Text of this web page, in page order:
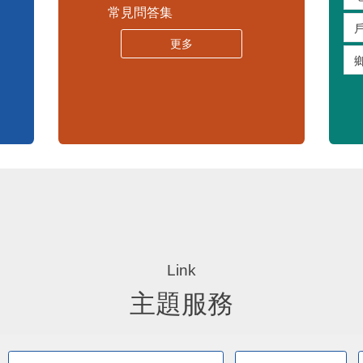
苗栗縣30人以下學校公告專區
嚴重特殊傳染性肺炎專區
主題服務